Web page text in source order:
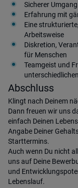
Sicherer
Erfahrung mit
Eine
Arbeitsweise
Diskretion,
für Menschen
Teamgeist und
Abschluss
Klingt nach Deinem
Dann freuen wir uns
einfach Deinen
Angabe Deiner
Starttermins.
Auch wenn Du nicht
uns auf Deine
und
Lebenslauf.